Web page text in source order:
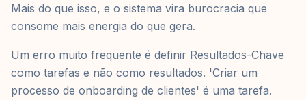
Mais do que isso, e o sistema vira burocracia que
consome mais energia do que gera.
Um erro muito frequente é definir Resultados-Chave
como tarefas e não como resultados. 'Criar um
processo de onboarding de clientes' é uma tarefa.